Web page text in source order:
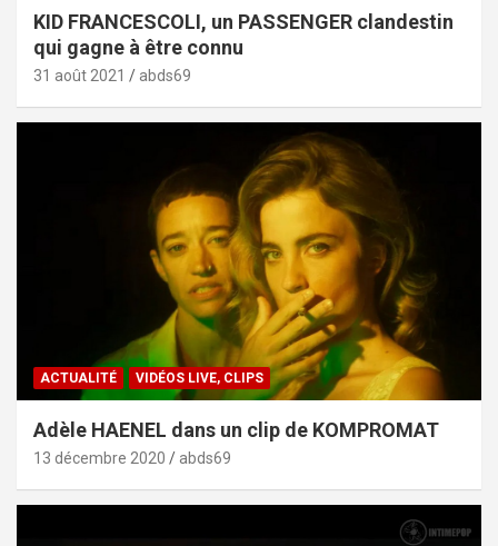
KID FRANCESCOLI, un PASSENGER clandestin
qui gagne à être connu
31 août 2021 abds69
ACTUALITÉ VIDÉOS LIVE, CLIPS
Adèle HAENEL dans un clip de KOMPROMAT
13 décembre 2020 abds69